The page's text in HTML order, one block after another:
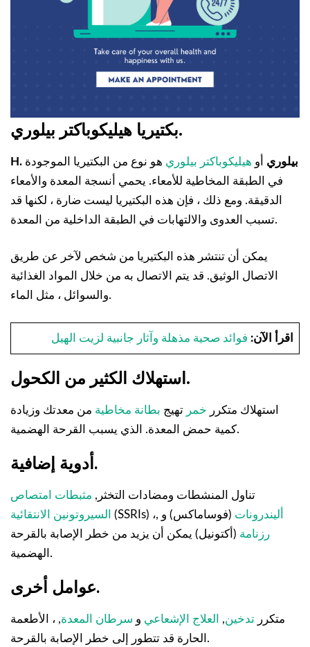
بكتيريا هيليكوباكتر بيلوري.
H. بيلوري أو هيليكوباكتر بيلوري هو نوع من البكتيريا الموجودة
في الطبقة المخاطية للأمعاء. يحمي أنسجة المعدة والأمعاء
الدقيقة. ومع ذلك ، فإن هذه البكتيريا ليست ضارة ، لكنها قد
تسبب العدوى والالتهابات في الطبقة الداخلية من المعدة.
يمكن أن تنتشر هذه البكتيريا من شخص لآخر عن طريق
الاتصال الوثيق. قد يتم الاتصال به من خلال المواد الغذائية
والسوائل ، مثل الماء.
اقرأ الآن: فوائد صحية مذهلة وآثار جانبية لزيت الهيل
استهلاك الكثير من الكحول .
استهلاك متكرر خمر تهيج بطانة مخاطية من معدتك وزيادة
كمية حمض المعدة. الذي يسبب القرحة الهضمية.
أدوية إضافية.
تناول المنشطات ومضادات التخثر, مثبطات امتصاص
(SSRIs) ،, أليندرونات (فوساماكس) و
رزنامة (أكتونيل) يمكن أن يزيد من خطر الإصابة بالقرحة
الهضمية.
عوامل أخرى.
متكرر تدخين, العلاج الإشعاعي و سرطان المعدة, ، الأطعمة
الحارة قد تتطور إلى خطر الإصابة بالقرحة.